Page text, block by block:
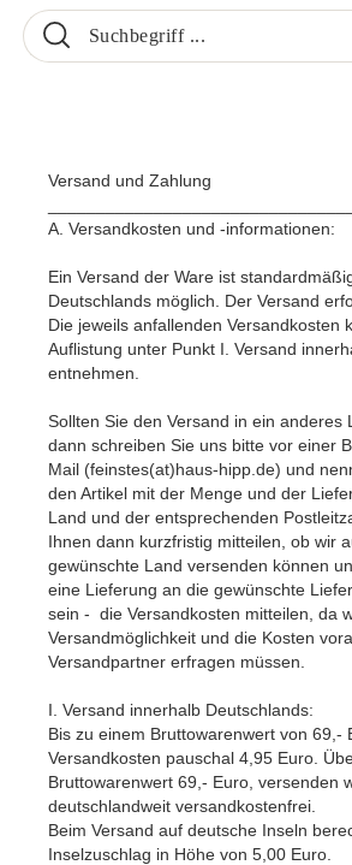
Versand und Zahlung
A. Versandkosten und -informationen:
Ein Versand der Ware ist
Deutschlands möglich. Der Versand
Die jeweils anfallenden Versandkosten
Auflistung unter Punkt I. Versand
entnehmen.
Sollten Sie den Versand in ein anderes
dann schreiben Sie uns bitte vor einer
Mail (feinstes(at)haus-hipp.de) und
den Artikel mit der Menge und der
Land und der entsprechenden
Ihnen dann kurzfristig mitteilen, ob wir
gewünschte Land versenden können
eine Lieferung an die gewünschte
sein - die Versandkosten mitteilen, da
Versandmöglichkeit und die Kosten
Versandpartner erfragen müssen.
I. Versand innerhalb Deutschlands:
Bis zu einem Bruttowarenwert von 69,-
Versandkosten pauschal 4,95 Euro.
Bruttowarenwert 69,- Euro, versenden
deutschlandweit versandkostenfrei.
Beim Versand auf deutsche Inseln
Inselzuschlag in Höhe von 5,00 Euro.